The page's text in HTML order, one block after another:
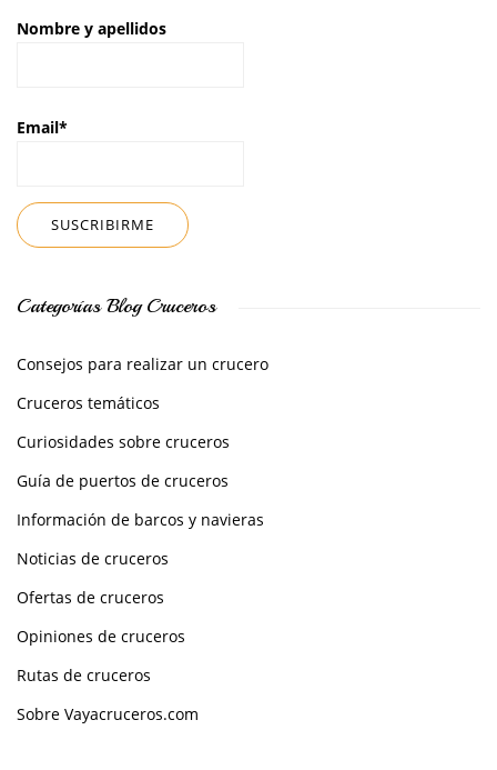
Nombre y apellidos
Email*
Categorías Blog Cruceros
Consejos para realizar un crucero
Cruceros temáticos
Curiosidades sobre cruceros
Guía de puertos de cruceros
Información de barcos y navieras
Noticias de cruceros
Ofertas de cruceros
Opiniones de cruceros
Rutas de cruceros
Sobre Vayacruceros.com